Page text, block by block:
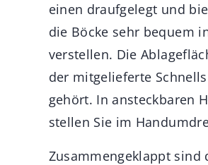
einen draufgelegt und
die Böcke sehr bequem
verstellen. Die
der mitgelieferte
gehört. In ansteckbaren
stellen Sie im
Zusammengeklappt sind